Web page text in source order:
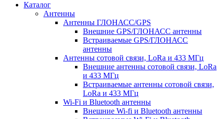
Каталог
Антенны
Антенны ГЛОНАСС/GPS
Внешние GPS/ГЛОНАСС антенны
Встраиваемые GPS/ГЛОНАСС
антенны
Антенны сотовой связи, LoRa и 433 МГц
Внешние антенны сотовой связи, LoRa
и 433 МГц
Встраиваемые антенны сотовой связи,
LoRa и 433 МГц
Wi-Fi и Bluetooth антенны
Внешние Wi-fi и Bluetooth антенны